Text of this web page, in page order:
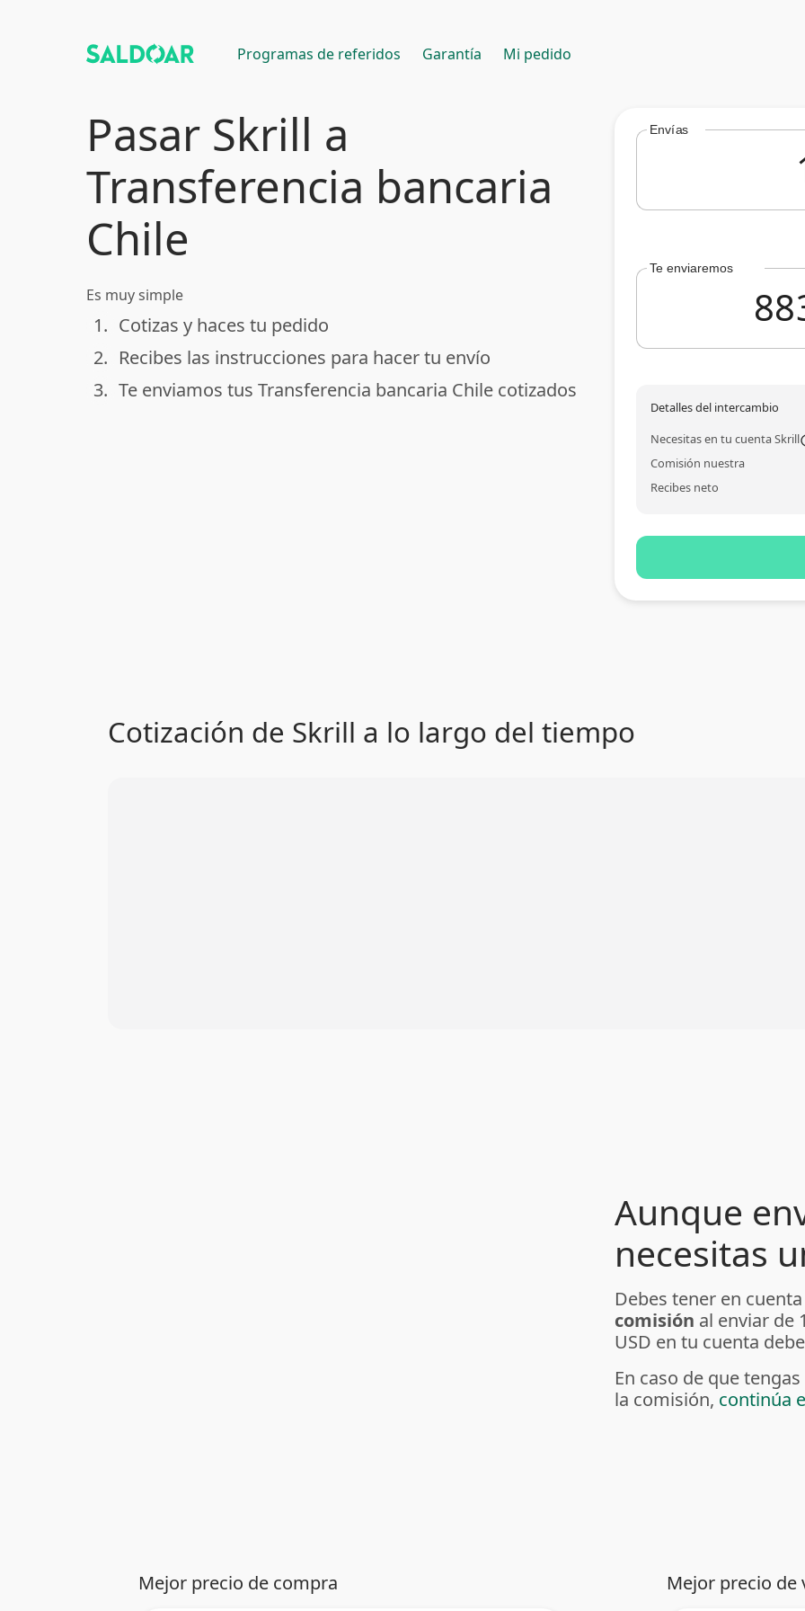
Programas de referidos Garantía Mi pedido
Pasar Skrill a
Transferencia bancaria
Chile
Es muy simple
done
1. Cotizas y haces tu pedido
done
2. Recibes las instrucciones para hacer tu envío
done
3. Te enviamos tus Transferencia bancaria Chile cotizados
Envías
Te enviaremos
Detalles del intercambio
Necesitas en tu cuenta Skrill
Comisión nuestra
Recibes neto
Cotización de Skrill a lo largo del tiempo
Aunque
necesitas
Debes tener en
comisión al enviar de
USD en tu cuenta
En caso de que
la comisión, continúa
Mejor precio de compra Mejor precio de